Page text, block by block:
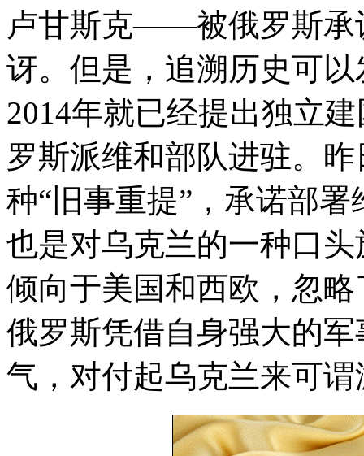
卢甘斯克——被俄罗斯承
讶。但是，追溯历史可
2014年就已经提出独立
罗斯派维和部队进驻。
种“旧事重提”，承诺部
也是对乌克兰的一种口
倾向于美国和西欧，忽
俄罗斯凭借自身强大的
气，对付起乌克兰来可